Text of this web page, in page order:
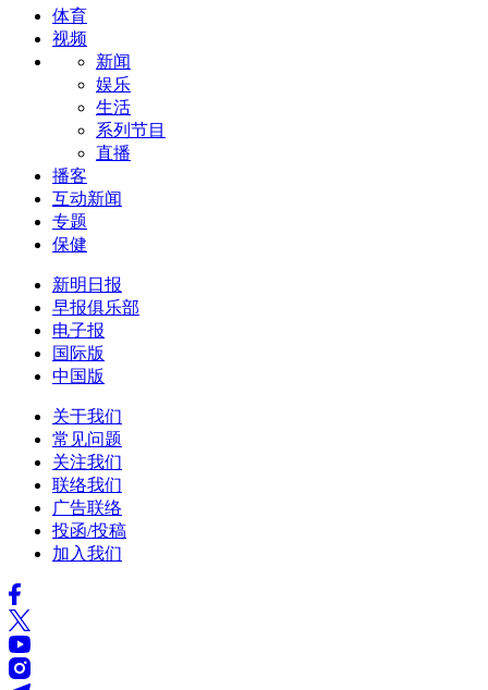
体育
视频
新闻
娱乐
生活
系列节目
直播
播客
互动新闻
专题
保健
新明日报
早报俱乐部
电子报
国际版
中国版
关于我们
常见问题
关注我们
联络我们
广告联络
投函/投稿
加入我们